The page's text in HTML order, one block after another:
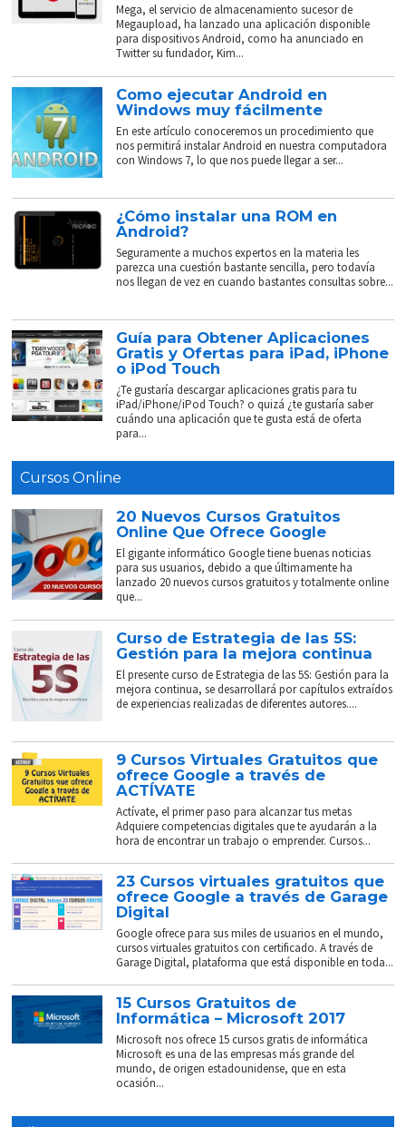
Mega, el servicio de almacenamiento sucesor de
Megaupload, ha lanzado una aplicación disponible
para dispositivos Android, como ha anunciado en
Twitter su fundador, Kim...
Como ejecutar Android en
Windows muy fácilmente
En este artículo conoceremos un procedimiento que
nos permitirá instalar Android en nuestra computadora
con Windows 7, lo que nos puede llegar a ser...
¿Cómo instalar una ROM en
Android?
Seguramente a muchos expertos en la materia les
parezca una cuestión bastante sencilla, pero todavía
nos llegan de vez en cuando bastantes consultas sobre...
Guía para Obtener Aplicaciones
Gratis y Ofertas para iPad, iPhone
o iPod Touch
¿Te gustaría descargar aplicaciones gratis para tu
iPad/iPhone/iPod Touch? o quizá ¿te gustaría saber
cuándo una aplicación que te gusta está de oferta
para...
Cursos Online
20 Nuevos Cursos Gratuitos
Online Que Ofrece Google
El gigante informático Google tiene buenas noticias
para sus usuarios, debido a que últimamente ha
lanzado 20 nuevos cursos gratuitos y totalmente online
que...
Curso de Estrategia de las 5S:
Gestión para la mejora continua
El presente curso de Estrategia de las 5S: Gestión para la
mejora continua, se desarrollará por capítulos extraídos
de experiencias realizadas de diferentes autores....
9 Cursos Virtuales Gratuitos que
ofrece Google a través de
ACTÍVATE
Actívate, el primer paso para alcanzar tus metas
Adquiere competencias digitales que te ayudarán a la
hora de encontrar un trabajo o emprender. Cursos...
23 Cursos virtuales gratuitos que
ofrece Google a través de Garage
Digital
Google ofrece para sus miles de usuarios en el mundo,
cursos virtuales gratuitos con certificado. A través de
Garage Digital, plataforma que está disponible en toda...
15 Cursos Gratuitos de
Informática – Microsoft 2017
Microsoft nos ofrece 15 cursos gratis de informática
Microsoft es una de las empresas más grande del
mundo, de origen estadounidense, que en esta
ocasión...